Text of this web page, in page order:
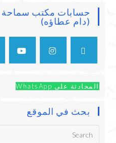
حسابات مكتب سماحة
(دام عطاؤه)
المحادثة على WhatsApp
بحث في الموقع